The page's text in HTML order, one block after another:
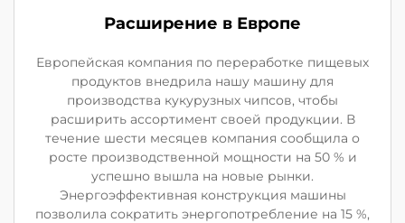
Расширение в Европе
Европейская компания по переработке пищевых
продуктов внедрила нашу машину для
производства кукурузных чипсов, чтобы
расширить ассортимент своей продукции. В
течение шести месяцев компания сообщила о
росте производственной мощности на 50 % и
успешно вышла на новые рынки.
Энергоэффективная конструкция машины
позволила сократить энергопотребление на 15 %,